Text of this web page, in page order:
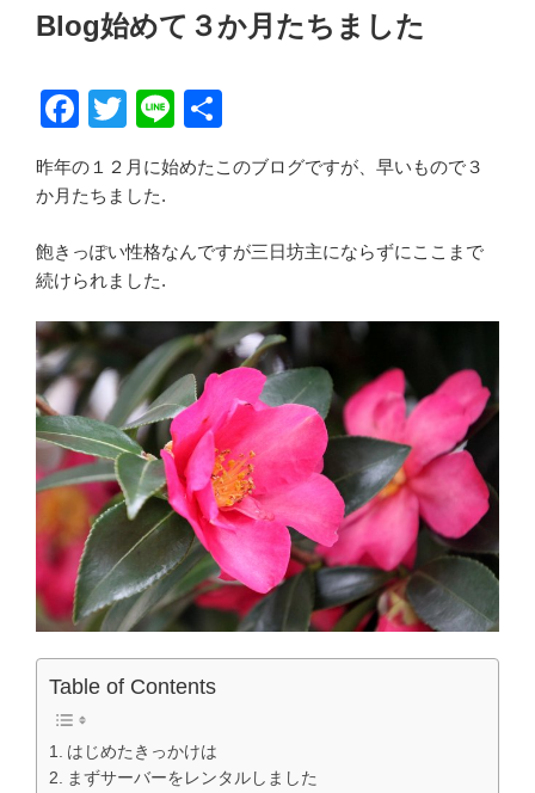
日:
Blog始めて３か月たちました
F
c
b
o
o
k
T
tt
Li
e
昨年の１２月に始めたこのブログですが、早いもので３
か月たちました.
飽きっぽい性格なんですが三日坊主にならずにここまで
続けられました.
Table of Contents
はじめたきっかけは
まずサーバーをレンタルしました